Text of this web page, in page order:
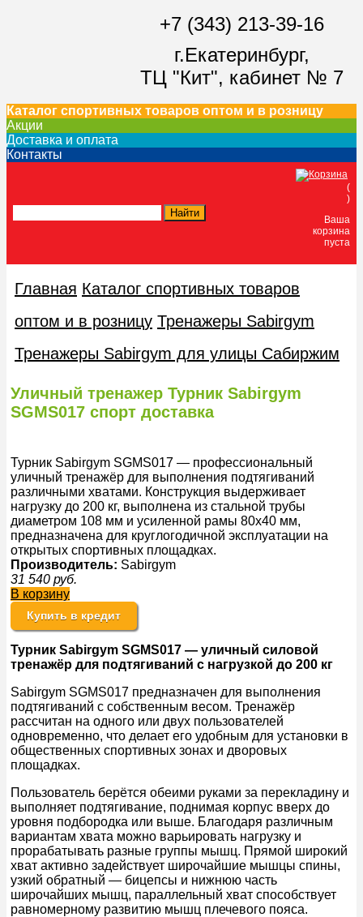
+7 (343) 213-39-16
г.Екатеринбург,
ТЦ "Кит", кабинет № 7
Каталог спортивных товаров оптом и в розницу
Акции
Доставка и оплата
Контакты
(
)
Ваша
корзина
пуста
Главная Каталог спортивных товаров
оптом и в розницу Тренажеры Sabirgym
Тренажеры Sabirgym для улицы Сабиржим
Уличный тренажер Турник Sabirgym
SGMS017 спорт доставка
Турник Sabirgym SGMS017 — профессиональный
уличный тренажёр для выполнения подтягиваний
различными хватами. Конструкция выдерживает
нагрузку до 200 кг, выполнена из стальной трубы
диаметром 108 мм и усиленной рамы 80х40 мм,
предназначена для круглогодичной эксплуатации на
открытых спортивных площадках.
Производитель: Sabirgym
31 540 руб.
В корзину
Купить в кредит
Турник Sabirgym SGMS017 — уличный силовой
тренажёр для подтягиваний с нагрузкой до 200 кг
Sabirgym SGMS017 предназначен для выполнения
подтягиваний с собственным весом. Тренажёр
рассчитан на одного или двух пользователей
одновременно, что делает его удобным для установки в
общественных спортивных зонах и дворовых
площадках.
Пользователь берётся обеими руками за перекладину и
выполняет подтягивание, поднимая корпус вверх до
уровня подбородка или выше. Благодаря различным
вариантам хвата можно варьировать нагрузку и
прорабатывать разные группы мышц. Прямой широкий
хват активно задействует широчайшие мышцы спины,
узкий обратный — бицепсы и нижнюю часть
широчайших мышц, параллельный хват способствует
равномерному развитию мышц плечевого пояса.